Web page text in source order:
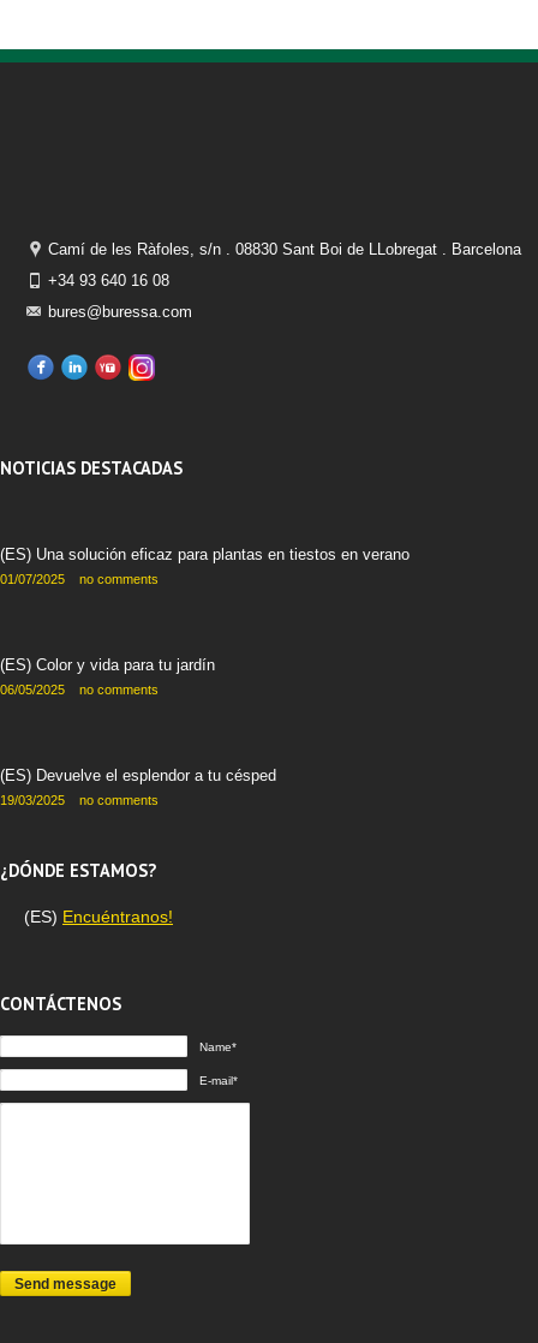
Camí de les Ràfoles, s/n . 08830 Sant Boi de LLobregat . Barcelona
+34 93 640 16 08
bures@buressa.com
NOTICIAS DESTACADAS
(ES) Una solución eficaz para plantas en tiestos en verano
01/07/2025 no comments
(ES) Color y vida para tu jardín
06/05/2025 no comments
(ES) Devuelve el esplendor a tu césped
19/03/2025 no comments
¿DÓNDE ESTAMOS?
(ES) Encuéntranos!
CONTÁCTENOS
Name*
E-mail*
Send message